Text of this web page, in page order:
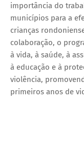
importância do
municípios para a
crianças
colaboração, o
à vida, à saúde, à
à educação e à
violência,
primeiros anos de